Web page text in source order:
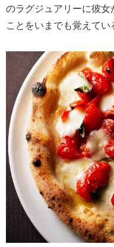
のラグジュアリーに彼
ことをいまでも覚えてい